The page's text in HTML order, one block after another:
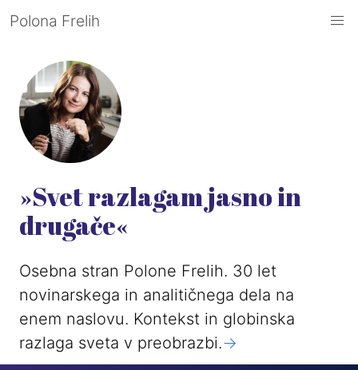
Polona Frelih
»Svet razlagam jasno in
drugače«
Osebna stran Polone Frelih. 30 let
novinarskega in analitičnega dela na
enem naslovu. Kontekst in globinska
razlaga sveta v preobrazbi.->